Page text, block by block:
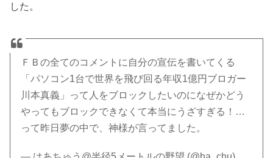
した。
ＦＢの全てのコメントに自分の宣伝を書いてくる
「パソコン1台で世界を飛び回る年収1億円ブロガー
川本真義」って人をブロックしたいのになぜかどう
やってもブロックできなくて本当にうざすぎる！…
って昨日夢の中で、神様が言ってました。